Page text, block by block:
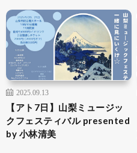
2025.09.13
【アト7日】山梨ミュージッ
クフェスティバル presented
by 小林清美